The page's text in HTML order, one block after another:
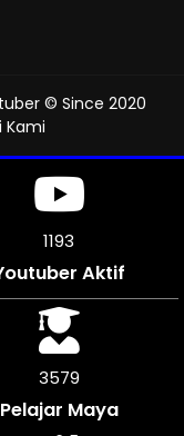
© Since 2020
Kami
1312
Aktif
3981
Pelajar Maya